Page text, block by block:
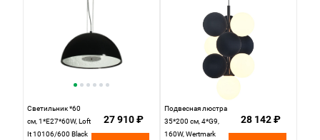
Светильник *60
см, 1*E27*60W, Loft
It 10106/600 Black
27 910 ₽
Подвесная люстра
35*200 см, 4*G9,
160W, Wertmark
28 142 ₽